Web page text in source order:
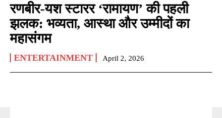
रणबीर-यश स्टारर ‘रामायण’ की पहली
झलक: भव्यता, आस्था और उम्मीदों का
महासंगम
ENTERTAINMENT April 2, 2026